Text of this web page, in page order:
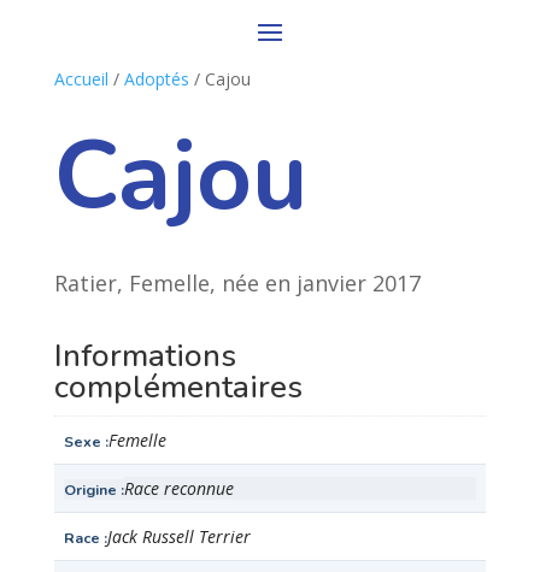
Accueil / Adoptés / Cajou
Cajou
Ratier, Femelle, née en janvier 2017
Informations
complémentaires
Sexe Femelle
Origine Race reconnue
Race Jack Russell Terrier